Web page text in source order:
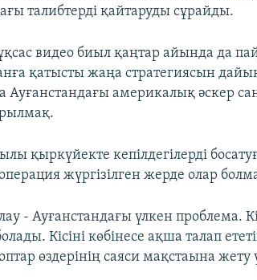
талибтерді қайтаруды сұрайды.
видео биыл қаңтар айында да
қатысты жаңа стратегиясын
Ауғанстандағы америкалық әскер
қыркүйекте кепілдегілерді
жүргізілген жерде олар
- Ауғанстандағы үлкен проблема.
Кісіні көбінесе ақша талап
өздерінің саяси мақстаына